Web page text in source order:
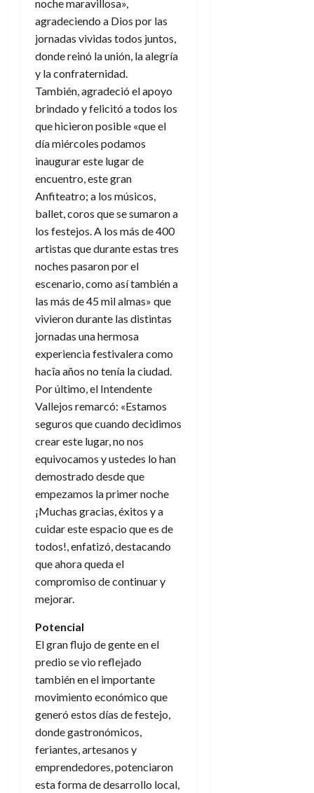
noche maravillosa»,
agradeciendo a Dios por las
jornadas vividas todos juntos,
donde reinó la unión, la alegría
y la confraternidad.
También, agradeció el apoyo
brindado y felicitó a todos los
que hicieron posible «que el
día miércoles podamos
inaugurar este lugar de
encuentro, este gran
Anfiteatro; a los músicos,
ballet, coros que se sumaron a
los festejos. A los más de 400
artistas que durante estas tres
noches pasaron por el
escenario, como así también a
las más de 45 mil almas» que
vivieron durante las distintas
jornadas una hermosa
experiencia festivalera como
hacîa años no tenía la ciudad.
Por último, el Intendente
Vallejos remarcó: «Estamos
seguros que cuando decidimos
crear este lugar, no nos
equivocamos y ustedes lo han
demostrado desde que
empezamos la primer noche
¡Muchas gracias, éxitos y a
cuidar este espacio que es de
todos!, enfatizó, destacando
que ahora queda el
compromiso de continuar y
mejorar.
Potencial
El gran flujo de gente en el
predio se vio reflejado
también en el importante
movimiento económico que
generó estos días de festejo,
donde gastronómicos,
feriantes, artesanos y
emprendedores, potenciaron
esta forma de desarrollo local,